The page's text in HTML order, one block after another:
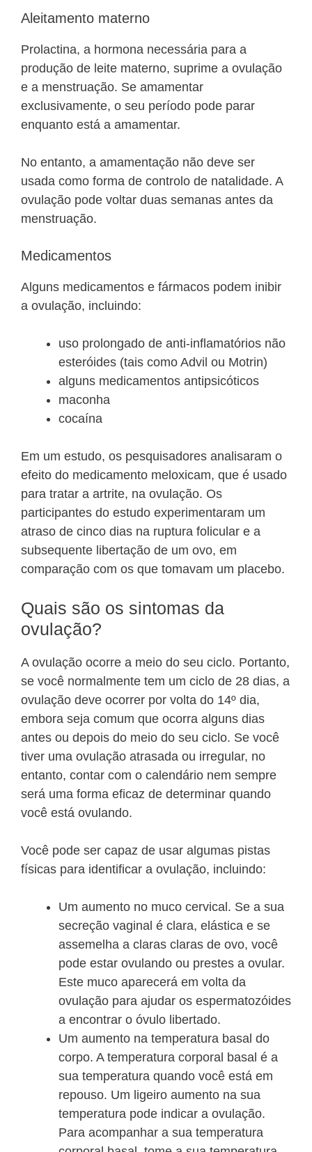
Aleitamento materno
Prolactina, a hormona necessária para a
produção de leite materno, suprime a ovulação
e a menstruação. Se amamentar
exclusivamente, o seu período pode parar
enquanto está a amamentar.
No entanto, a amamentação não deve ser
usada como forma de controlo de natalidade. A
ovulação pode voltar duas semanas antes da
menstruação.
Medicamentos
Alguns medicamentos e fármacos podem inibir
a ovulação, incluindo:
uso prolongado de anti-inflamatórios não
esteróides (tais como Advil ou Motrin)
alguns medicamentos antipsicóticos
maconha
cocaína
Em um estudo, os pesquisadores analisaram o
efeito do medicamento meloxicam, que é usado
para tratar a artrite, na ovulação. Os
participantes do estudo experimentaram um
atraso de cinco dias na ruptura folicular e a
subsequente libertação de um ovo, em
comparação com os que tomavam um placebo.
Quais são os sintomas da
ovulação?
A ovulação ocorre a meio do seu ciclo. Portanto,
se você normalmente tem um ciclo de 28 dias, a
ovulação deve ocorrer por volta do 14º dia,
embora seja comum que ocorra alguns dias
antes ou depois do meio do seu ciclo. Se você
tiver uma ovulação atrasada ou irregular, no
entanto, contar com o calendário nem sempre
será uma forma eficaz de determinar quando
você está ovulando.
Você pode ser capaz de usar algumas pistas
físicas para identificar a ovulação, incluindo:
Um aumento no muco cervical. Se a sua
secreção vaginal é clara, elástica e se
assemelha a claras claras de ovo, você
pode estar ovulando ou prestes a ovular.
Este muco aparecerá em volta da
ovulação para ajudar os espermatozóides
a encontrar o óvulo libertado.
Um aumento na temperatura basal do
corpo. A temperatura corporal basal é a
sua temperatura quando você está em
repouso. Um ligeiro aumento na sua
temperatura pode indicar a ovulação.
Para acompanhar a sua temperatura